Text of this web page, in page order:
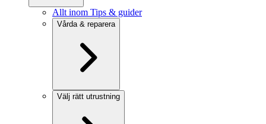
Allt inom Tips & guider
Vårda & reparera
Välj rätt utrustning